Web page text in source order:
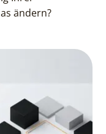
ändern?